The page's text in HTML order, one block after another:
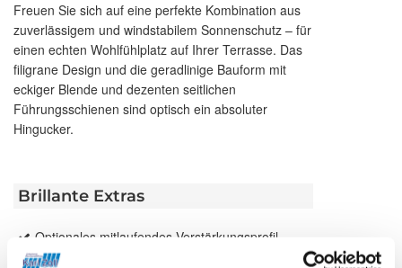
Freuen Sie sich auf eine perfekte Kombination aus
zuverlässigem und windstabilem Sonnenschutz – für
einen echten Wohlfühlplatz auf Ihrer Terrasse. Das
filigrane Design und die geradlinige Bauform mit
eckiger Blende und dezenten seitlichen
Führungsschienen sind optisch ein absoluter
Hingucker.
Brillante Extras
Optionales mitlaufendes Verstärkungsprofil
Integrierte LED-Stripes